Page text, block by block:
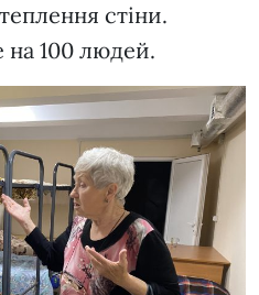
стіни.
на 100 людей.